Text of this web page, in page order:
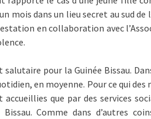
mois dans un lieu secret au sud de
en collaboration avec
pour la Guinée Bissau.
en moyenne. Pour ce qui des
que par des services
Comme dans d’autres